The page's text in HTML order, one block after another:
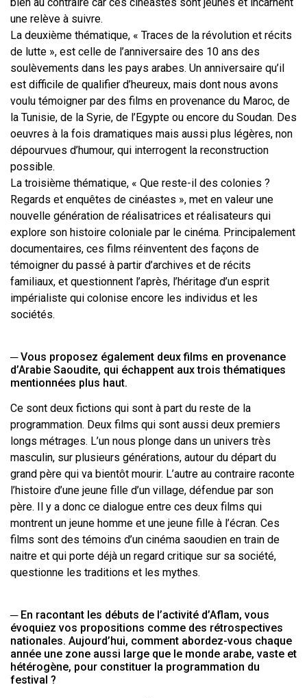
une relève à suivre.
La deuxième thématique, « Traces de la révolution et récits
de lutte », est celle de l’anniversaire des 10 ans des
soulèvements dans les pays arabes. Un anniversaire qu’il
est difficile de qualifier d’heureux, mais dont nous avons
voulu témoigner par des films en provenance du Maroc, de
la Tunisie, de la Syrie, de l’Egypte ou encore du Soudan. Des
oeuvres à la fois dramatiques mais aussi plus légères, non
dépourvues d’humour, qui interrogent la reconstruction
possible.
La troisième thématique, « Que reste-il des colonies ?
Regards et enquêtes de cinéastes », met en valeur une
nouvelle génération de réalisatrices et réalisateurs qui
explore son histoire coloniale par le cinéma. Principalement
documentaires, ces films réinventent des façons de
témoigner du passé à partir d’archives et de récits
familiaux, et questionnent l’après, l’héritage d’un esprit
impérialiste qui colonise encore les individus et les
sociétés.
─ Vous proposez également deux films en provenance
d’Arabie Saoudite, qui échappent aux trois thématiques
mentionnées plus haut.
Ce sont deux fictions qui sont à part du reste de la
programmation. Deux films qui sont aussi deux premiers
longs métrages. L’un nous plonge dans un univers très
masculin, sur plusieurs générations, autour du départ du
grand père qui va bientôt mourir. L’autre au contraire raconte
l’histoire d’une jeune fille d’un village, défendue par son
père. Il y a donc ce dialogue entre ces deux films qui
montrent un jeune homme et une jeune fille à l’écran. Ces
films sont des témoins d’un cinéma saoudien en train de
naitre et qui porte déjà un regard critique sur sa société,
questionne les traditions et les mythes.
─ En racontant les débuts de l’activité d’Aflam, vous
évoquiez vos propositions comme des rétrospectives
nationales. Aujourd’hui, comment abordez-vous chaque
année une zone aussi large que le monde arabe, vaste et
hétérogène, pour constituer la programmation du
festival ?